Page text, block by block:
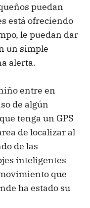
puedan
está ofreciendo
le puedan dar
un simple
alerta.
entre en
de algún
tenga un GPS
de localizar al
de las
inteligentes
que
ha estado su